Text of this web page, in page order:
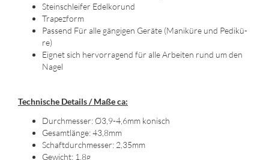
Stein­schlei­fer Edel­kor­und
Tra­pez­form
Pas­send Für alle gän­gi­gen Ge­rä­te (Ma­ni­kü­re und Pe­di­kü­
re)
Eig­net sich her­vor­ra­gend für alle Ar­bei­ten rund um den
Nagel
Tech­ni­sche De­tails / Maße ca:
Durch­mes­ser: Ø3,9-4,6mm ko­nisch
Ge­samt­län­ge: 43,8mm
Schaft­durch­mes­ser: 2,35mm
Ge­wicht: 1,8g